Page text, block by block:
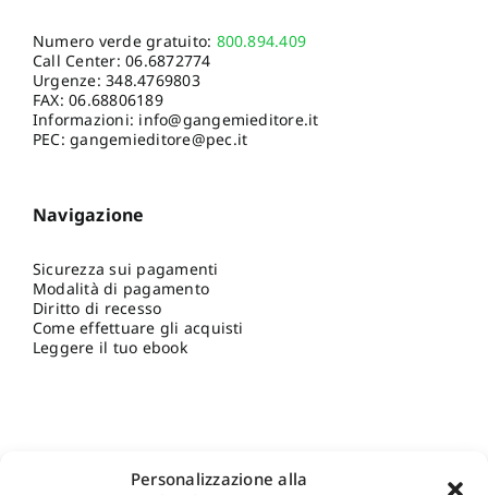
Personalizzazione alla
Numero verde gratuito: 800.894.409
Call Center:06.6872774
Urgenze:348.4769803
FAX: 06.68806189
Informazioni: info@gangemieditore.it
PEC: gangemieditore@pec.it
Navigazione
Sicurezza sui pagamenti
Modalità di pagamento
Diritto di recesso
Come effettuare gli acquisti
Leggere il tuo ebook